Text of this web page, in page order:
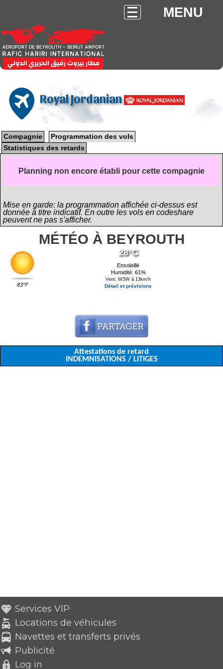
MENU
Royal Jordanian
Compagnie
Programmation des vols
Statistiques des retards
Planning non encore établi pour cette compagnie
Mise en garde: la programmation affichée ci-dessus est
donnée à titre indicatif. En outre les vols en codeshare
peuvent ne pas s'afficher.
MÉTÉO À BEYROUTH
83°F
28°C
Ensoleillé
Humidité: 61%
Vent: WSW à 13km/h
Détail et prévisions
Attestations de retard
INDEMNISATIONS / LITIGES
Services VIP
Locations de véhicules
Navettes et transferts privés
Publicité
Log in